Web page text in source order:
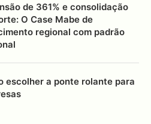
de 361% e consolidação
O Case Mabe de
regional com padrão
escolher a ponte rolante para